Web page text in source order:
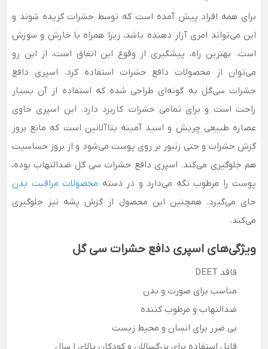
برای همه افراد پیش آمده است که توسط حشرات گزیده شوند و
این می‌تواند امری آزار دهنده باشد، زیرا همراه با خارش و سوزش
است. بهترین راه، پیشگیری از وقوع این اتفاق است، از این رو
می‌توان از محصولات دافع حشرات استفاده کرد. اسپری دافع
حشرات سی‌گل به گونه‌ای طراحی شده که استفاده از آن بسیار
راحت است و برای تمامی حشرات کاربرد دارد. این اسپری حاوی
عصاره طبیعی چریش و اسید آمینه بتاآلانین است که مانع بروز
گزش حشرات و حتی زنبور بر روی پوست می‌شود و از بروز حساسیت
هم جلوگیری می‌کند. اسپری دافع حشرات سی گل ضدالتهاب بوده،
پوست را مرطوب‌ نگه می‌دارد و در دسته محصولات مراقبت بدن
جای می‌گیرد. همچنین این محصول از گزش پشه نیز جلوگیری
می‌کند.
ویژگی‌های اسپری دافع حشرات سی گل
فاقد DEET
مناسب برای صورت و بدن
ضدالتهاب و مرطوب کننده
بی ضرر برای انسان و محیط زیست
قابل استفاده برای بزرگسالان و کودکان بالای 1 سال